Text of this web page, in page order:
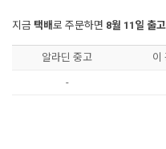
지금 택배로 주문하면 8월 11일 출고
알라딘 중고 이
-